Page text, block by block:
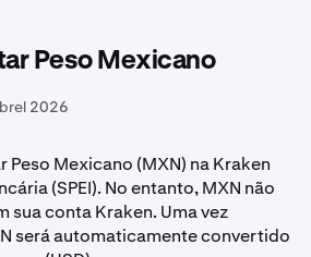
Peso Mexicano
2026
Mexicano (MXN) na Kraken
(SPEI). No entanto, MXN não
sua conta Kraken. Uma vez
será automaticamente convertido